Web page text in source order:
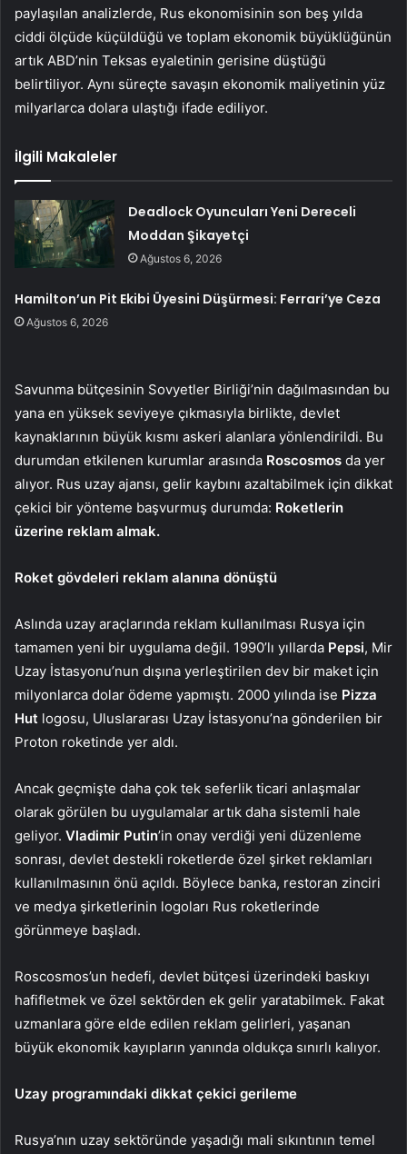
paylaşılan analizlerde, Rus ekonomisinin son beş yılda
ciddi ölçüde küçüldüğü ve toplam ekonomik büyüklüğünün
artık ABD’nin Teksas eyaletinin gerisine düştüğü
belirtiliyor. Aynı süreçte savaşın ekonomik maliyetinin yüz
milyarlarca dolara ulaştığı ifade ediliyor.
İlgili Makaleler
Deadlock Oyuncuları Yeni Dereceli
Moddan Şikayetçi
Ağustos 6, 2026
Hamilton’un Pit Ekibi Üyesini Düşürmesi: Ferrari’ye Ceza
Ağustos 6, 2026
Savunma bütçesinin Sovyetler Birliği’nin dağılmasından bu
yana en yüksek seviyeye çıkmasıyla birlikte, devlet
kaynaklarının büyük kısmı askeri alanlara yönlendirildi. Bu
durumdan etkilenen kurumlar arasında Roscosmos da yer
alıyor. Rus uzay ajansı, gelir kaybını azaltabilmek için dikkat
çekici bir yönteme başvurmuş durumda: Roketlerin
üzerine reklam almak.
Roket gövdeleri reklam alanına dönüştü
Aslında uzay araçlarında reklam kullanılması Rusya için
tamamen yeni bir uygulama değil. 1990’lı yıllarda Pepsi, Mir
Uzay İstasyonu’nun dışına yerleştirilen dev bir maket için
milyonlarca dolar ödeme yapmıştı. 2000 yılında ise Pizza
Hut logosu, Uluslararası Uzay İstasyonu’na gönderilen bir
Proton roketinde yer aldı.
Ancak geçmişte daha çok tek seferlik ticari anlaşmalar
olarak görülen bu uygulamalar artık daha sistemli hale
geliyor. Vladimir Putin’in onay verdiği yeni düzenleme
sonrası, devlet destekli roketlerde özel şirket reklamları
kullanılmasının önü açıldı. Böylece banka, restoran zinciri
ve medya şirketlerinin logoları Rus roketlerinde
görünmeye başladı.
Roscosmos’un hedefi, devlet bütçesi üzerindeki baskıyı
hafifletmek ve özel sektörden ek gelir yaratabilmek. Fakat
uzmanlara göre elde edilen reklam gelirleri, yaşanan
büyük ekonomik kayıpların yanında oldukça sınırlı kalıyor.
Uzay programındaki dikkat çekici gerileme
Rusya’nın uzay sektöründe yaşadığı mali sıkıntının temel